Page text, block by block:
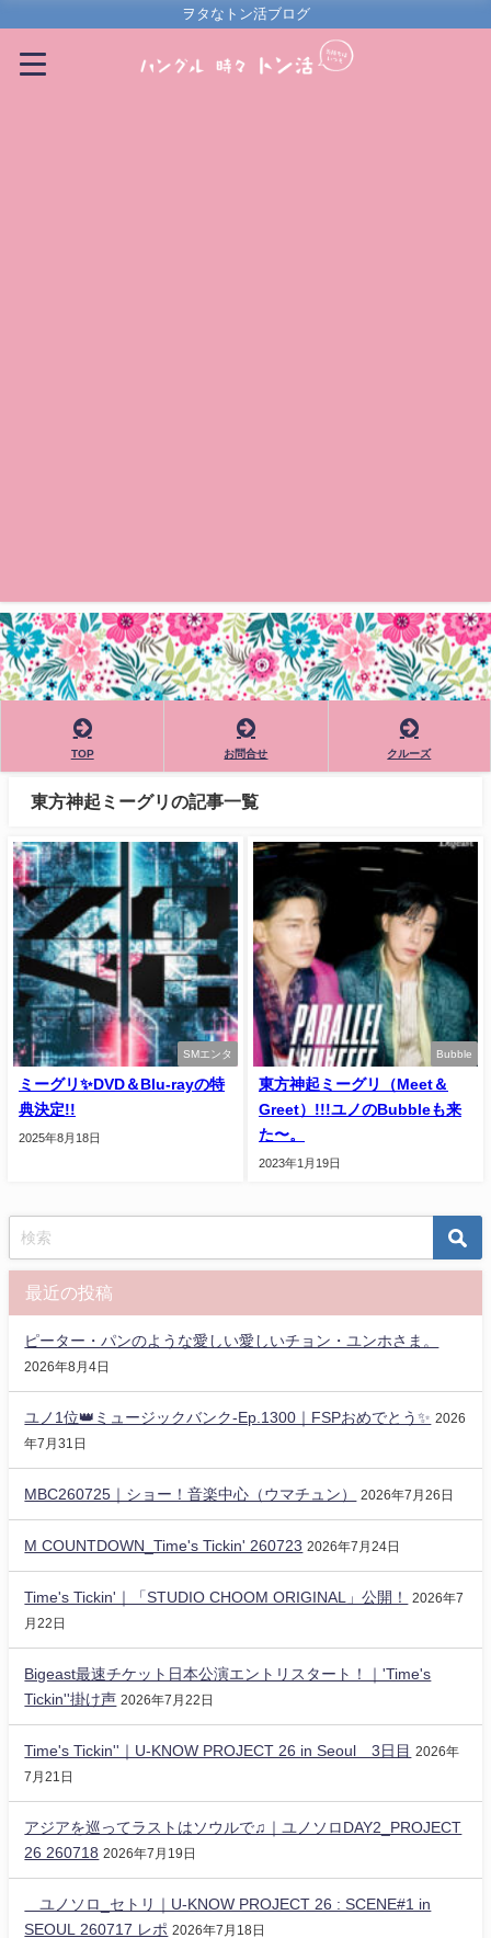
ヲタなトン活ブログ
TOP お問合せ クルーズ
東方神起ミーグリの記事一覧
SMエンタ
ミーグリ✨️DVD＆Blu-rayの特
典決定!!
2025年8月18日
Bubble
東方神起ミーグリ（Meet＆
Greet）!!!ユノのBubbleも来
た〜。
2023年1月19日
最近の投稿
ピーター・パンのような愛しい愛しいチョン・ユンホさま。
2026年8月4日
ユノ1位👑ミュージックバンク-Ep.1300｜FSPおめでとう✨️ 2026
年7月31日
MBC260725｜ショー！音楽中心（ウマチュン） 2026年7月26日
M COUNTDOWN_Time's Tickin' 260723 2026年7月24日
Time's Tickin'｜「STUDIO CHOOM ORIGINAL」公開！
2026年7
月22日
Bigeast最速チケット日本公演エントリスタート！｜'Time's
Tickin''掛け声 2026年7月22日
Time's Tickin''｜U-KNOW PROJECT 26 in Seoul 3日目
2026年
7月21日
アジアを巡ってラストはソウルで♫｜ユノソロDAY2_PROJECT
26 260718 2026年7月19日
ユノソロ_セトリ｜U-KNOW PROJECT 26 : SCENE#1 in
SEOUL 260717 レポ 2026年7月18日